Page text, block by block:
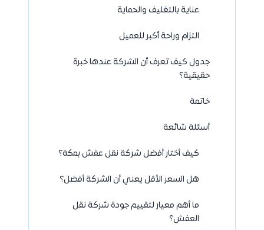
عناية بالتغليف والحماية
التزام وراحة أكبر للعميل
جدول كيف تعرف أن الشركة عندها خبرة
حقيقية؟
خاتمة
أسئلة شائعة
كيف أختار أفضل شركة نقل عفش بمكة؟
هل السعر الأقل يعني أن الشركة أفضل؟
ما أهم معيار لتقييم جودة شركة نقل
العفش؟